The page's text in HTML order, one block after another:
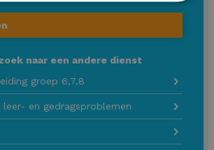
naar een andere dienst
groep 6,7,8
leer- en gedragsproblemen